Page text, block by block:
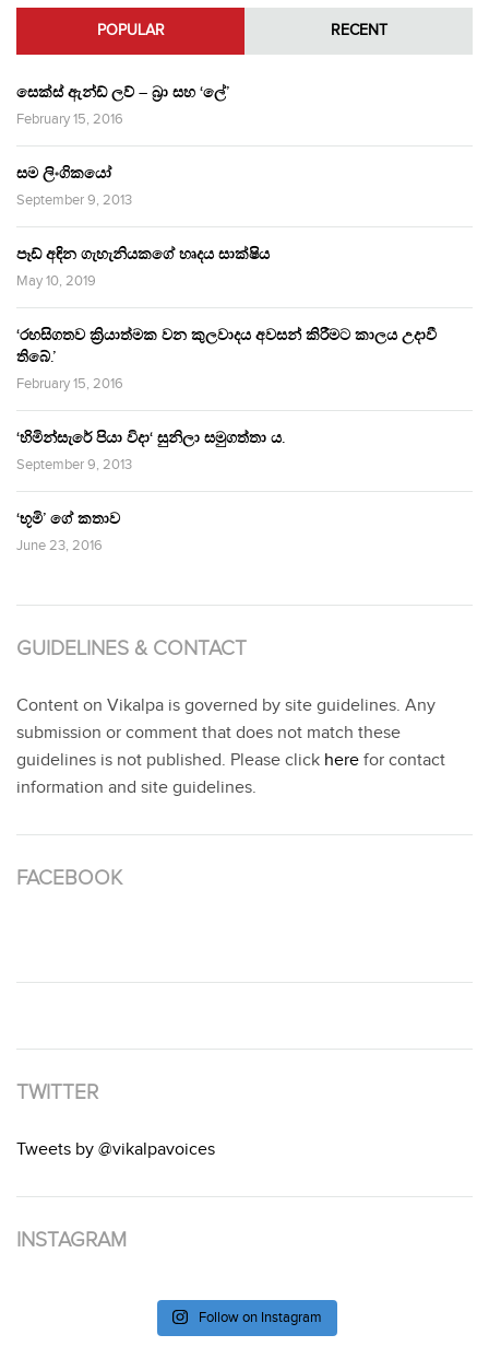
POPULAR RECENT
සෙක්ස් ඇන්ඩ් ලව් – බ්‍රා සහ ‘ලේ’
February 15, 2016
සම ලිංගිකයෝ
September 9, 2013
පෑඩ් අඳින ගැහැනියකගේ හෘදය සාක්ෂිය
May 10, 2019
‘රහසිගතව ක්‍රියාත්මක වන කුලවාදය අවසන් කිරීමට කාලය උදාවී
තිබේ.’
February 15, 2016
‘හිමින්සැරේ පියා විදා‘ සුනිලා සමුගත්තා ය.
September 9, 2013
‘භූමි’ ගේ කතාව
June 23, 2016
GUIDELINES & CONTACT
Content on Vikalpa is governed by site guidelines. Any
submission or comment that does not match these
guidelines is not published. Please click here for contact
information and site guidelines.
FACEBOOK
TWITTER
Tweets by @vikalpavoices
INSTAGRAM
Follow on Instagram